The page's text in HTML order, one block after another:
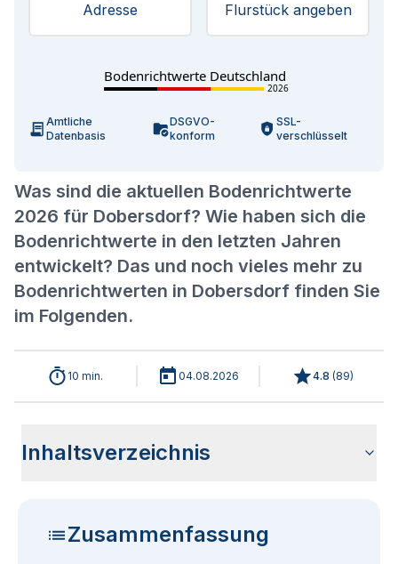
Was sind die aktuellen Bodenrichtwerte
2026 für Dobersdorf? Wie haben sich die
Bodenrichtwerte in den letzten Jahren
entwickelt? Das und noch vieles mehr zu
Bodenrichtwerten in Dobersdorf finden Sie
im Folgenden.
Adresse Flurstück angeben
Bodenrichtwerte Deutschland
2026
Amtliche
Datenbasis
DSGVO-
konform
SSL-
verschlüsselt
10 min. 04.08.2026 4.8 (89)
Inhaltsverzeichnis
Zusammenfassung